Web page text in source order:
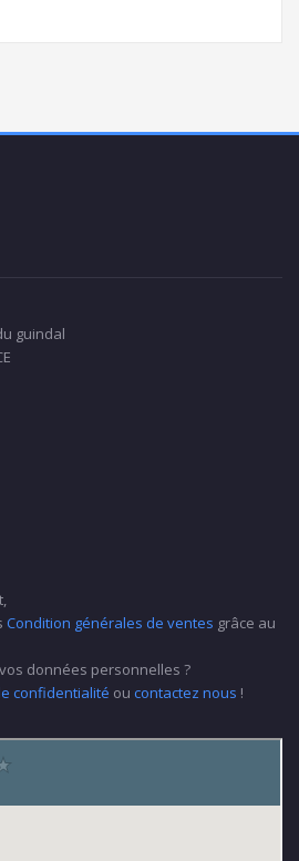
guindal
Condition générales de ventes grâce au
données personnelles ?
confidentialité ou contactez nous !